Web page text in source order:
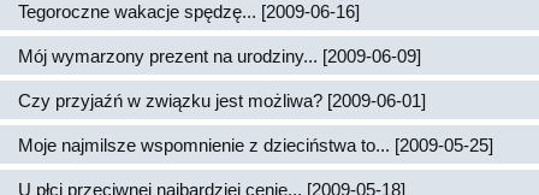
Tegoroczne wakacje spędzę... [2009-06-16]
Mój wymarzony prezent na urodziny... [2009-06-09]
Czy przyjaźń w związku jest możliwa? [2009-06-01]
Moje najmilsze wspomnienie z dzieciństwa to... [2009-05-25]
U płci przeciwnej najbardziej cenię... [2009-05-18]